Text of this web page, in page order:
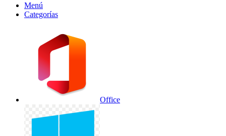
Menú
Categorías
Office